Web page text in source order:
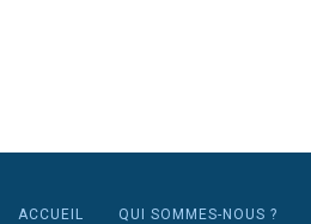
ACCUEIL QUI SOMMES-NOUS ?